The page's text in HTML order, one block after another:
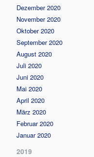
Dezember 2020
November 2020
Oktober 2020
September 2020
August 2020
Juli 2020
Juni 2020
Mai 2020
April 2020
März 2020
Februar 2020
Januar 2020
2019